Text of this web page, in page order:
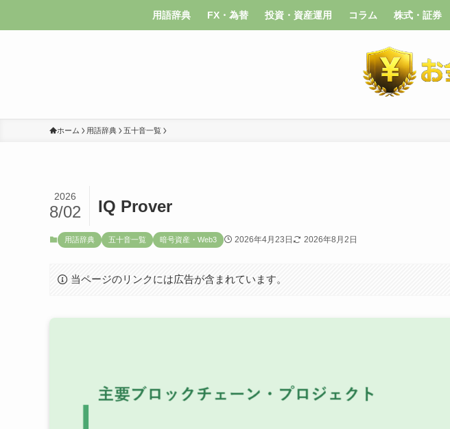
用語辞典 FX・為替 投資・資産運用 コラム 株式・証券
ホーム 用語辞典 五十音一覧
IQ Prover
2026
8/02
用語辞典 五十音一覧 暗号資産・Web3 2026年4月23日 2026年8月2日
当ページのリンクには広告が含まれています。